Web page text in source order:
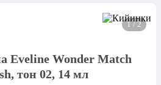
1 / 2
Eveline Wonder Match
тон 02, 14 мл